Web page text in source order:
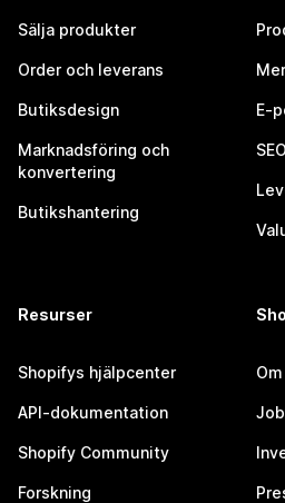
Sälja produkter
Order och leverans
Butiksdesign
Marknadsföring och
konvertering
Butikshantering
E-
SEO
Resurser
Shopifys hjälpcenter
API-dokumentation
Shopify Community
Forskning
Om